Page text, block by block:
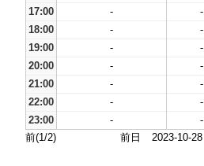
17:00
- -
18:00
- -
19:00
- -
20:00
- -
21:00
- -
22:00
- -
23:00
- -
前(1/2)
前日 2023-10-28